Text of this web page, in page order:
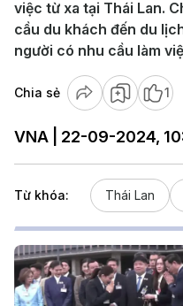
việc từ xa tại Thái Lan.
cầu du khách đến du
người có nhu cầu làm
Chia sẻ 1
VNA | 22-09-2024,
Từ khóa: Thái Lan